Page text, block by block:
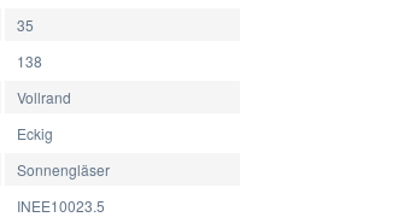
35
138
Vollrand
Eckig
Sonnengläser
INEE10023.5